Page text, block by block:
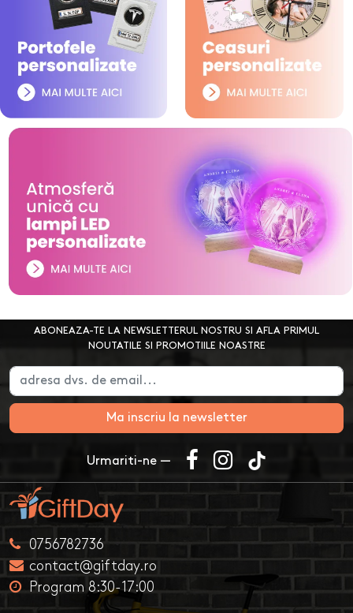
ABONEAZA-TE LA NEWSLETTERUL NOSTRU SI AFLA PRIMUL
NOUTATILE SI PROMOTIILE NOASTRE
Ma inscriu la newsletter
Urmariti-ne —
0756782736
contact@giftday.ro
Program 8:30-17:00